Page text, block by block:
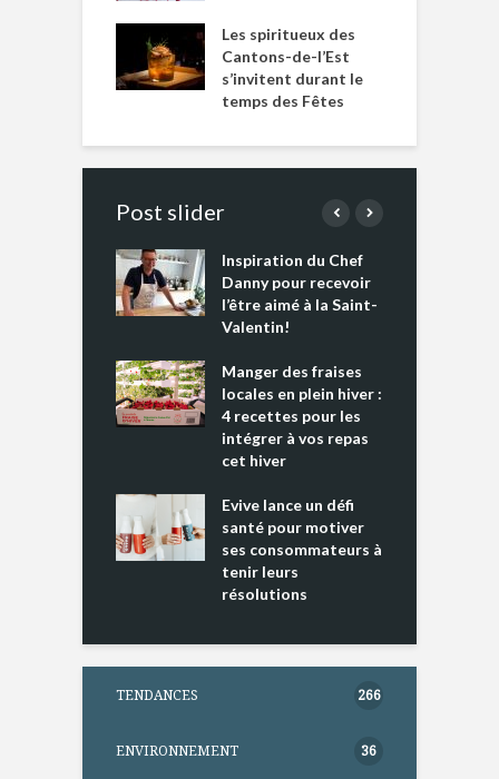
Les spiritueux des
Cantons-de-l’Est
s’invitent durant le
temps des Fêtes
Post slider
Inspiration du Chef
Danny pour recevoir
l’être aimé à la Saint-
Valentin!
Manger des fraises
locales en plein hiver :
4 recettes pour les
intégrer à vos repas
cet hiver
Evive lance un défi
santé pour motiver
ses consommateurs à
tenir leurs
résolutions
TENDANCES 266
ENVIRONNEMENT 36